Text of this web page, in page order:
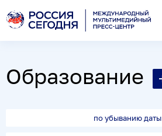
Образование
по убыванию даты